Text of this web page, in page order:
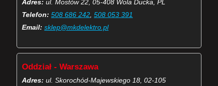
Adres: ul. Mostów 22, 05-408 Wola Ducka, PL
Telefon: 508 686 242 508 053 391
Email: sklep@mkdelektro.pl
Oddział - Warszawa
Adres: ul. Skorochód-Majewskiego 18, 02-105